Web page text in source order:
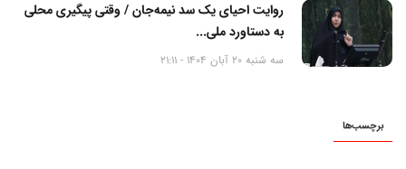
روایت احیای یک سد نیمه‌جان / وقتی پیگیری محلی
به دستاورد ملی...
سه شنبه 20 آبان 1404 - 21:11
برچسب‌ها